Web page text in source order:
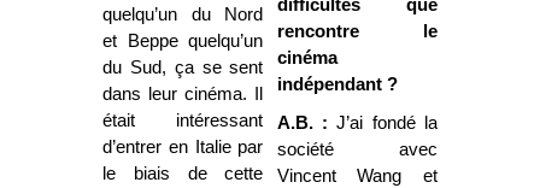
quelqu’un du Nord
et Beppe quelqu’un
du Sud, ça se sent
dans leur cinéma. Il
était intéressant
d’entrer en Italie par
le biais de cette
difficultés que
rencontre le
cinéma
indépendant ?
A.B. : J’ai fondé la
société avec
Vincent Wang et